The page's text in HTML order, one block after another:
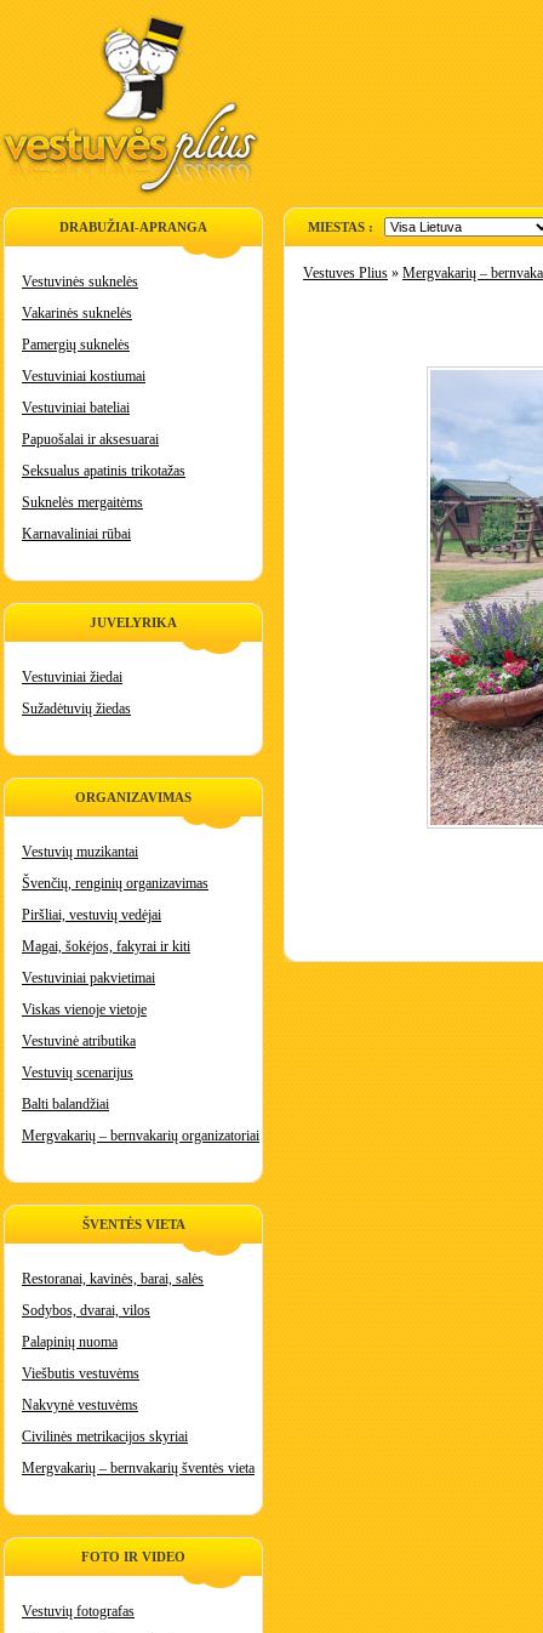
DRABUŽIAI-APRANGA
Vestuvinės suknelės
Vakarinės suknelės
Pamergių suknelės
Vestuviniai kostiumai
Vestuviniai bateliai
Papuošalai ir aksesuarai
Seksualus apatinis trikotažas
Suknelės mergaitėms
Karnavaliniai rūbai
JUVELYRIKA
Vestuviniai žiedai
Sužadėtuvių žiedas
ORGANIZAVIMAS
Vestuvių muzikantai
Švenčių, renginių organizavimas
Piršliai, vestuvių vedėjai
Magai, šokėjos, fakyrai ir kiti
Vestuviniai pakvietimai
Viskas vienoje vietoje
Vestuvinė atributika
Vestuvių scenarijus
Balti balandžiai
Mergvakarių – bernvakarių organizatoriai
ŠVENTĖS VIETA
Restoranai, kavinės, barai, salės
Sodybos, dvarai, vilos
Palapinių nuoma
Viešbutis vestuvėms
Nakvynė vestuvėms
Civilinės metrikacijos skyriai
Mergvakarių – bernvakarių šventės vieta
FOTO IR VIDEO
Vestuvių fotografas
MIESTAS :
Vestuves Plius » Mergvakarių –